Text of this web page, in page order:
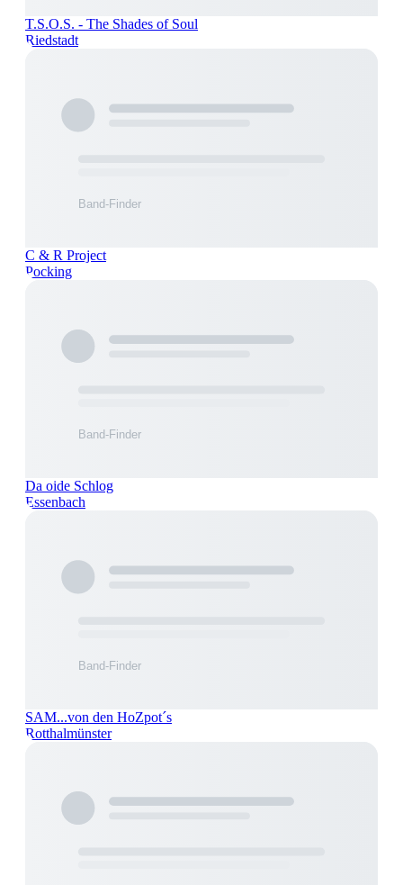
T.S.O.S. - The Shades of Soul
Riedstadt
C & R Project
Pocking
Da oide Schlog
Essenbach
SAM...von den HoZpot´s
Rotthalmünster